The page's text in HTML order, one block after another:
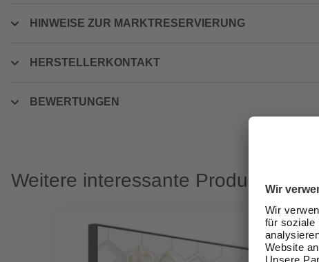
HINWEISE ZUR MARKTRESERVIERUNG
HERSTELLERKONTAKT
BEWERTUNGEN
Weitere interessante Produkte